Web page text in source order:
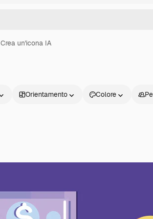
Crea un'icona IA
Orientamento Colore
Prodotti